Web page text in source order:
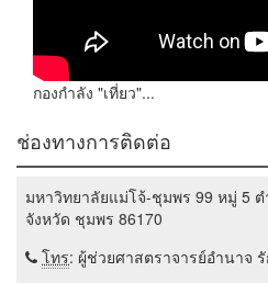
กองกำลัง "เที่ยว"...
ช่องทางการติดต่อ
มหาวิทยาลัยแม่โจ้-ชุมพร 99 หมู่ 5
จังหวัด ชุมพร 86170
โทร: ผู้ช่วยศาสตราจารย์อำนาจ